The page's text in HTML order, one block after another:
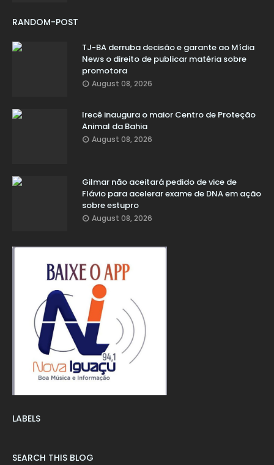
RANDOM-POST
TJ-BA derruba decisão e garante ao Mídia
News o direito de publicar matéria sobre
promotora
August 08, 2026
Irecê inaugura o maior Centro de Proteção
Animal da Bahia
August 08, 2026
Gilmar não aceitará pedido de vice de
Flávio para acelerar exame de DNA em ação
sobre estupro
August 08, 2026
LABELS
SEARCH THIS BLOG